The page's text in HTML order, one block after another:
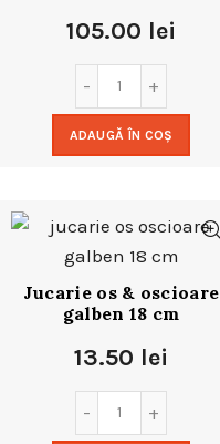
105.00 lei
ADAUGĂ ÎN COȘ
Jucarie os & oscioare
galben 18 cm
13.50 lei